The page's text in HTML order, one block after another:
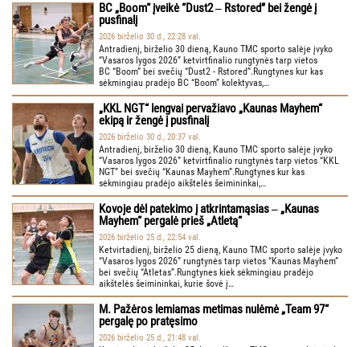
BC „Boom“ įveikė “Dust2 ‒ Rstored” bei žengė į
pusfinalį
2026 birželio 30 d., 22:28 val.
Antradienį, birželio 30 dieną, Kauno TMC sporto salėje įvyko
“Vasaros lygos 2026” ketvirtfinalio rungtynės tarp vietos
BC “Boom” bei svečių “Dust2 - Rstored”.Rungtynes kur kas
sėkmingiau pradėjo BC “Boom” kolektyvas,…
„KKL NGT“ lengvai pervažiavo „Kaunas Mayhem“
ekipą ir žengė į pusfinalį
2026 birželio 30 d., 20:37 val.
Antradienį, birželio 30 dieną, Kauno TMC sporto salėje įvyko
“Vasaros lygos 2026” ketvirtfinalio rungtynės tarp vietos “KKL
NGT” bei svečių “Kaunas Mayhem”.Rungtynes kur kas
sėkmingiau pradėjo aikštelės šeimininkai,…
Kovoje dėl patekimo į atkrintamąsias ‒ „Kaunas
Mayhem“ pergalė prieš „Atletą“
2026 birželio 25 d., 22:54 val.
Ketvirtadienį, birželio 25 dieną, Kauno TMC sporto salėje įvyko
“Vasaros lygos 2026” rungtynės tarp vietos “Kaunas Mayhem”
bei svečių “Atletas”.Rungtynes kiek sėkmingiau pradėjo
aikštelės šeimininkai, kurie šovė į…
M. Pažėros lemiamas metimas nulėmė „Team 97“
pergalę po pratęsimo
2026 birželio 25 d., 21:48 val.